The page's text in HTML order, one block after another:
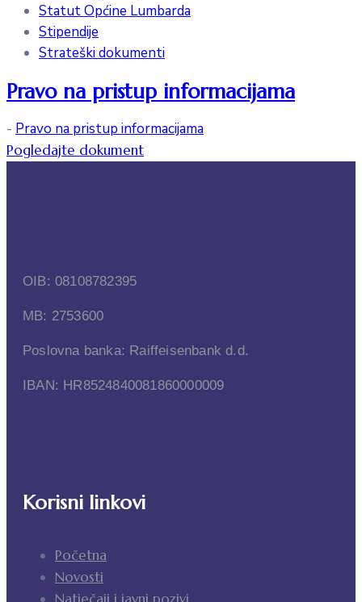
Statut Općine Lumbarda
Stipendije
Strateški dokumenti
Pravo na pristup informacijama
- Pravo na pristup informacijama
Pogledajte dokument
OIB: 08108782395
MB: 2753600
Poslovna banka: Raiffeisenbank d.d.
IBAN: HR8524840081860000009
Korisni linkovi
Početna
Novosti